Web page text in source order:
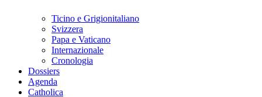
Ticino e Grigionitaliano
Svizzera
Papa e Vaticano
Internazionale
Cronologia
Dossiers
Agenda
Catholica